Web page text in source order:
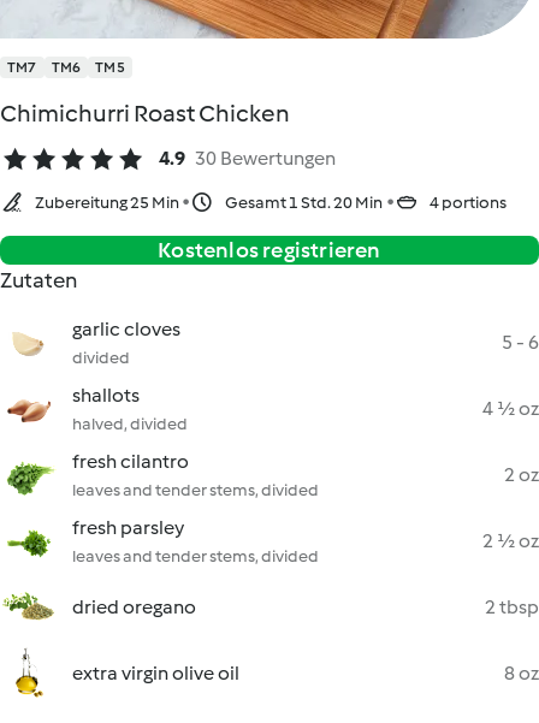
TM7 TM6 TM5
Chimichurri Roast Chicken
4.9 30 Bewertungen
Zubereitung 25 Min Gesamt 1 Std. 20 Min 4 portions
Kostenlos registrieren
Zutaten
garlic cloves
divided
5 - 6
shallots
halved, divided
4 ½ oz
fresh cilantro
leaves and tender stems, divided
2 oz
fresh parsley
leaves and tender stems, divided
2 ½ oz
dried oregano 2 tbsp
extra virgin olive oil 8 oz